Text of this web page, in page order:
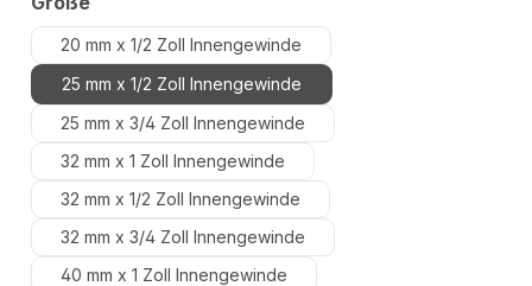
20 mm x 1/2 Zoll Innengewinde
25 mm x 1/2 Zoll Innengewinde
25 mm x 3/4 Zoll Innengewinde
32 mm x 1 Zoll Innengewinde
32 mm x 1/2 Zoll Innengewinde
32 mm x 3/4 Zoll Innengewinde
40 mm x 1 Zoll Innengewinde